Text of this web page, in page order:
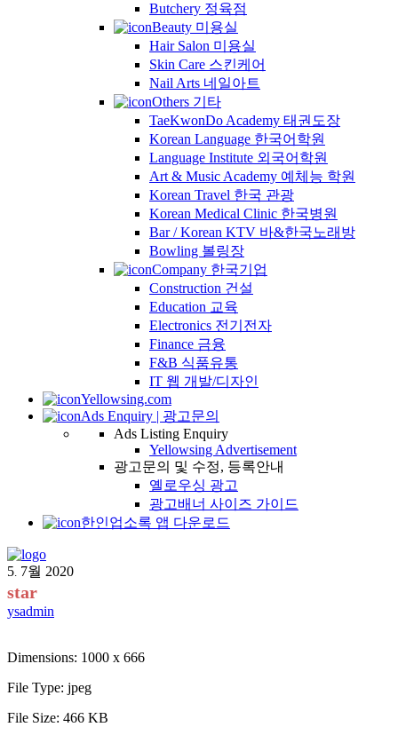
Butchery 정육점
Beauty 미용실
Hair Salon 미용실
Skin Care 스킨케어
Nail Arts 네일아트
Others 기타
TaeKwonDo Academy 태권도장
Korean Language 한국어학원
Language Institute 외국어학원
Art & Music Academy 예체능 학원
Korean Travel 한국 관광
Korean Medical Clinic 한국병원
Bar / Korean KTV 바&한국노래방
Bowling 볼링장
Company 한국기업
Construction 건설
Education 교육
Electronics 전기전자
Finance 금융
F&B 식품유통
IT 웹 개발/디자인
Yellowsing.com
Ads Enquiry | 광고문의
Ads Listing Enquiry
Yellowsing Advertisement
광고문의 및 수정, 등록안내
옐로우싱 광고
광고배너 사이즈 가이드
한인업소록 앱 다운로드
5. 7월 2020
star
ysadmin
Dimensions: 1000 x 666
File Type: jpeg
File Size: 466 KB